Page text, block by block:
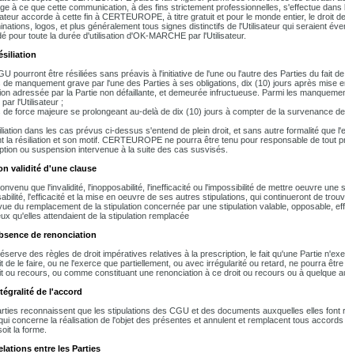
à ce que cette communication, à des fins strictement professionnelles, s'effectue dans
accorde à cette fin à CERTEUROPE, à titre gratuit et pour le monde entier, le droit
logos, et plus généralement tous signes distinctifs de l'Utilisateur qui seraient
pour toute la durée d'utilisation d'OK-MARCHE par l'Utilisateur.
pourront être résiliées sans préavis à l'initiative de l'une ou l'autre des Parties du fait
de manquement grave par l'une des Parties à ses obligations, dix (10) jours après mise
adressée par la Partie non défaillante, et demeurée infructueuse. Parmi les
l'Utilisateur ;
de force majeure se prolongeant au-delà de dix (10) jours à compter de la survenance de
dans les cas prévus ci-dessus s'entend de plein droit, et sans autre formalité que
la résiliation et son motif. CERTEUROPE ne pourra être tenu pour responsable de tout
ou suspension intervenue à la suite des cas susvisés.
validité d'une clause
que l'invalidité, l'inopposabilité, l'inefficacité ou l'impossibilité de mettre oeuvre une
l'efficacité et la mise en oeuvre de ses autres stipulations, qui continueront de
du remplacement de la stipulation concernée par une stipulation valable, opposable,
qu'elles attendaient de la stipulation remplacée
de renonciation
des règles de droit impératives relatives à la prescription, le fait qu'une Partie
de le faire, ou ne l'exerce que partiellement, ou avec irrégularité ou retard, ne pourra
ou recours, ou comme constituant une renonciation à ce droit ou recours ou à quelque
de l'accord
reconnaissent que les stipulations des CGU et des documents auxquelles elles
concerne la réalisation de l'objet des présentes et annulent et remplacent tous
la forme.
entre les Parties